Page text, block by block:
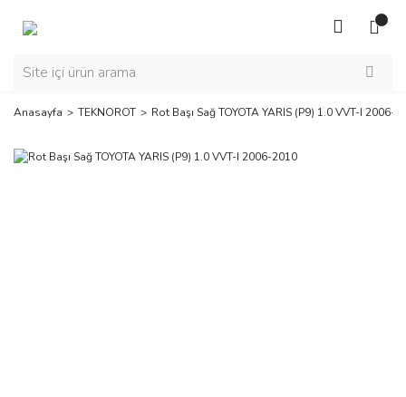
Anasayfa TEKNOROT Rot Başı Sağ TOYOTA YARIS (P9) 1.0 VVT-I 2006-